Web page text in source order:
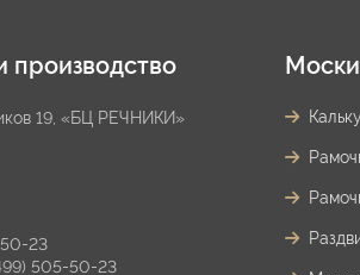
производство
19, «БЦ РЕЧНИКИ»
23
505-50-23